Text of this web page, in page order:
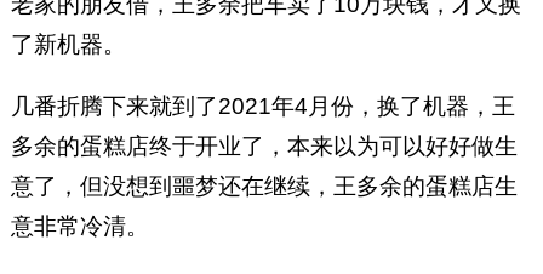
了新机器。
几番折腾下来就到了2021年4月份，换了机器，王
多余的蛋糕店终于开业了，本来以为可以好好做生
意了，但没想到噩梦还在继续，王多余的蛋糕店生
意非常冷清。